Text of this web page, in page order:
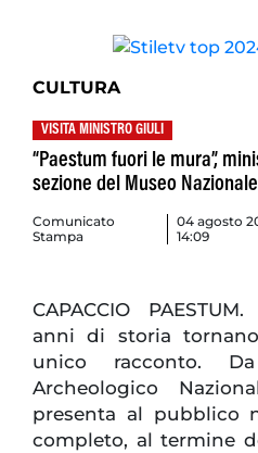
CULTURA
VISITA MINISTRO GIULI
“Paestum fuori le mura”,
sezione del Museo Nazionale
Comunicato
Stampa
04 agosto
14:09
CAPACCIO
anni di storia
unico racconto.
Archeologico
presenta al pubblico
completo, al termine